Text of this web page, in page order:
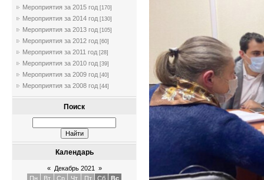
Мероприятия за 2015 год [170]
Мероприятия за 2014 год [130]
Мероприятия за 2013 год [105]
Мероприятия за 2012 год [60]
Мероприятия за 2011 год [28]
Мероприятия за 2010 год [39]
Мероприятия за 2009 год [40]
Мероприятия за 2008 год [44]
Поиск
Календарь
« Декабрь 2021
»
Пн
Вт Ср Чт Пт Сб
Вс